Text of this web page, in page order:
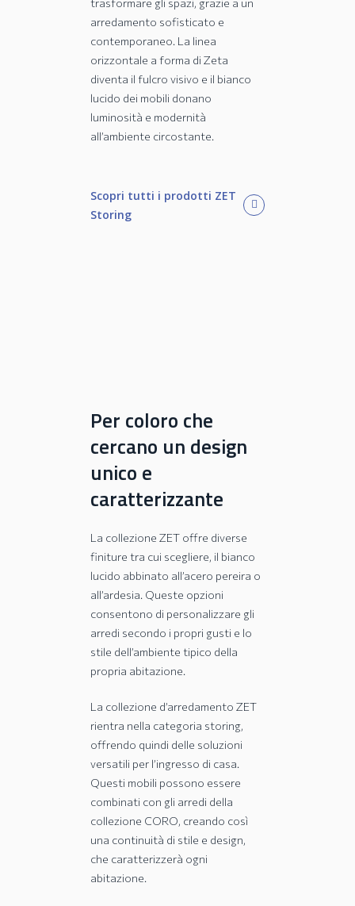
trasformare gli spazi, grazie a un
arredamento sofisticato e
contemporaneo. La linea
orizzontale a forma di Zeta
diventa il fulcro visivo e il bianco
lucido dei mobili donano
luminosità e modernità
all’ambiente circostante.
Scopri tutti i prodotti ZET
Storing
Per coloro che
cercano un design
unico e
caratterizzante
La collezione ZET offre diverse
finiture tra cui scegliere, il bianco
lucido abbinato all’acero pereira o
all’ardesia. Queste opzioni
consentono di personalizzare gli
arredi secondo i propri gusti e lo
stile dell’ambiente tipico della
propria abitazione.
La collezione d’arredamento ZET
rientra nella categoria storing,
offrendo quindi delle soluzioni
versatili per l’ingresso di casa.
Questi mobili possono essere
combinati con gli arredi della
collezione CORO, creando così
una continuità di stile e design,
che caratterizzerà ogni
abitazione.